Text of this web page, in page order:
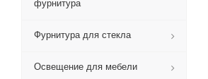
фурнитура
Фурнитура для стекла
Освещение для мебели